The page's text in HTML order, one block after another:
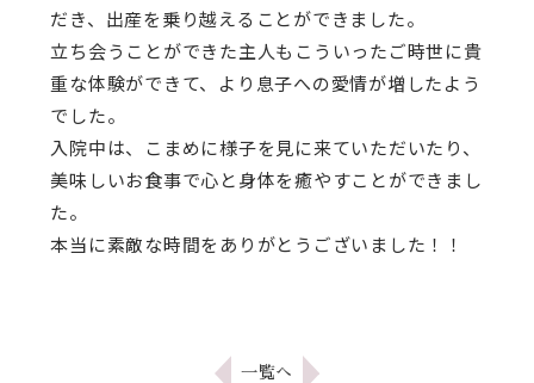
だき、出産を乗り越えることができました。
立ち会うことができた主人もこういったご時世に貴
重な体験ができて、より息子への愛情が増したよう
でした。
入院中は、こまめに様子を見に来ていただいたり、
美味しいお食事で心と身体を癒やすことができまし
た。
本当に素敵な時間をありがとうございました！！
一覧へ